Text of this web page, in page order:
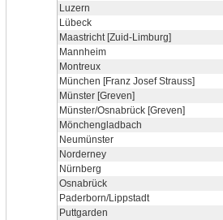
Luzern
Lübeck
Maastricht [Zuid-Limburg]
Mannheim
Montreux
München [Franz Josef Strauss]
Münster [Greven]
Münster/Osnabrück [Greven]
Mönchengladbach
Neumünster
Norderney
Nürnberg
Osnabrück
Paderborn/Lippstadt
Puttgarden